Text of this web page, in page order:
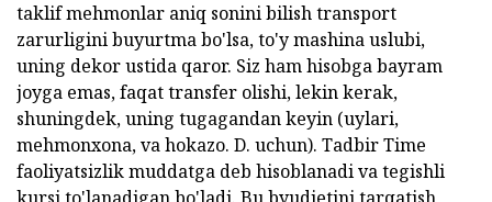
taklif mehmonlar aniq sonini bilish transport
zarurligini buyurtma bo'lsa, to'y mashina uslubi,
uning dekor ustida qaror. Siz ham hisobga bayram
joyga emas, faqat transfer olishi, lekin kerak,
shuningdek, uning tugagandan keyin (uylari,
mehmonxona, va hokazo. D. uchun). Tadbir Time
faoliyatsizlik muddatga deb hisoblanadi va tegishli